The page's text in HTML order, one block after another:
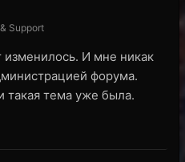
Support
И мне никак
форума.
такая тема уже была.